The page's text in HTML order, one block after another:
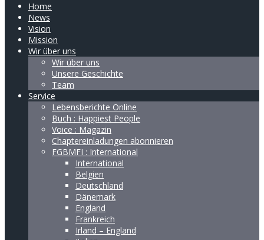
Home
News
Vision
Mission
Wir über uns
Wir über uns
Unsere Geschichte
Team
Service
Lebensberichte Online
Buch : Happiest People
Voice : Magazin
Chaptereinladungen abonnieren
FGBMFI : International
International
Belgien
Deutschland
Dänemark
England
Frankreich
Irland – England